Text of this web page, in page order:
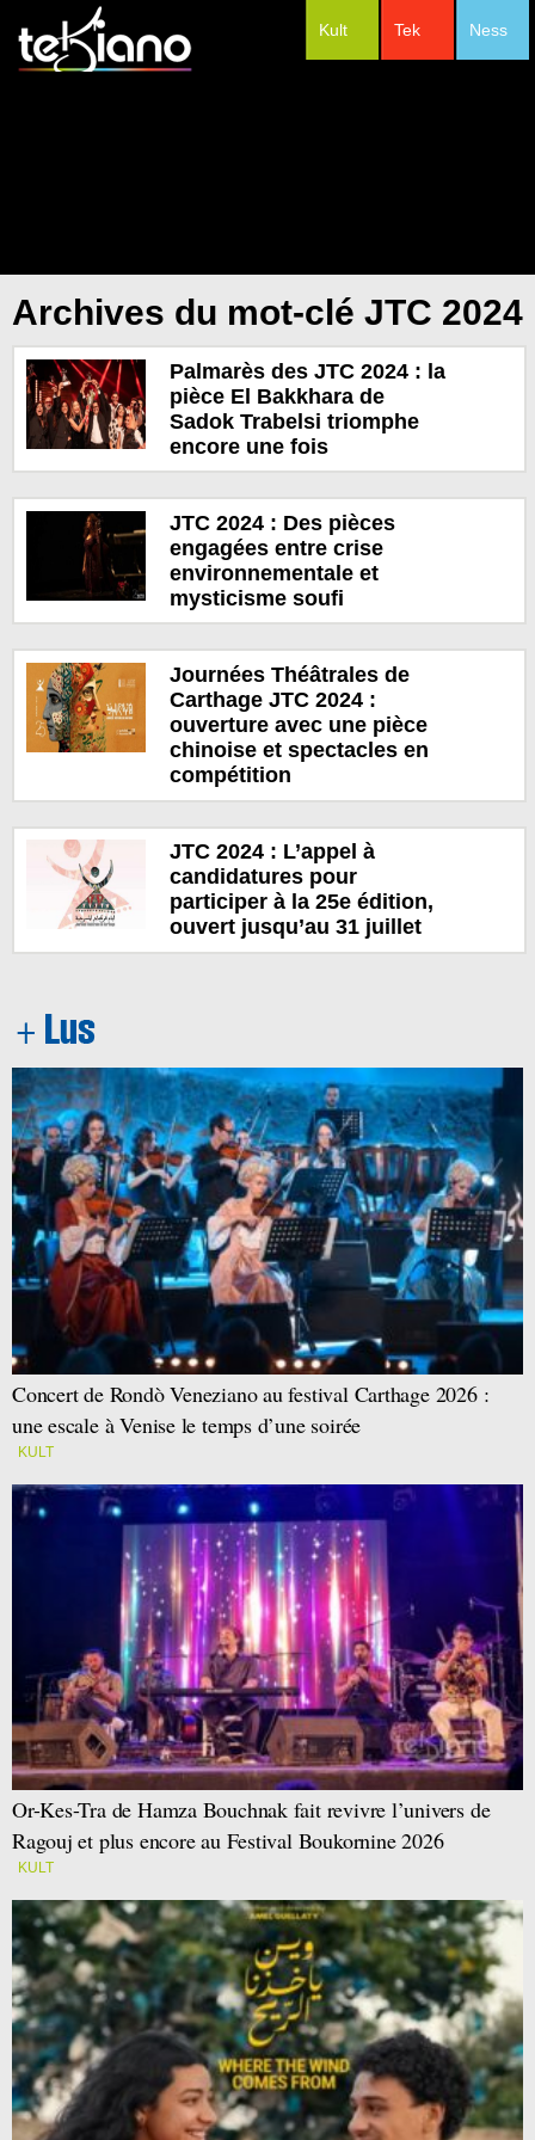
Ness
Tek
Kult
Archives du mot-clé JTC 2024
Palmarès des JTC 2024 : la
pièce El Bakkhara de
Sadok Trabelsi triomphe
encore une fois
JTC 2024 : Des pièces
engagées entre crise
environnementale et
mysticisme soufi
Journées Théâtrales de
Carthage JTC 2024 :
ouverture avec une pièce
chinoise et spectacles en
compétition
JTC 2024 : L’appel à
candidatures pour
participer à la 25e édition,
ouvert jusqu’au 31 juillet
Concert de Rondò Veneziano au festival Carthage 2026 :
une escale à Venise le temps d’une soirée
KULT
Or-Kes-Tra de Hamza Bouchnak fait revivre l’univers de
Ragouj et plus encore au Festival Boukornine 2026
KULT